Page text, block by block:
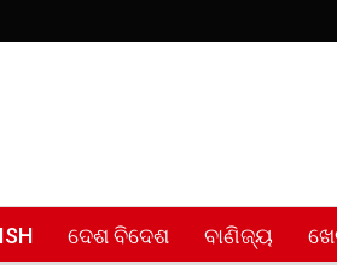
ଦେଶ ବିଦେଶ ବାଣିଜ୍ୟ